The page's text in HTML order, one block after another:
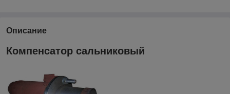
Описание
Компенсатор сальниковый